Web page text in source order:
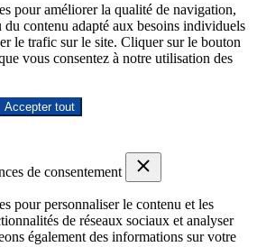
pour améliorer la qualité de navigation,
contenu adapté aux besoins individuels
le trafic sur le site. Cliquer sur le bouton
vous consentez à notre utilisation des
Accepter tout
de consentement
pour personnaliser le contenu et les
de réseaux sociaux et analyser
également des informations sur votre